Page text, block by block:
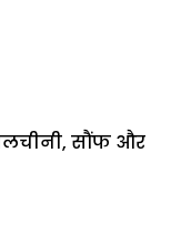
सौंफ और